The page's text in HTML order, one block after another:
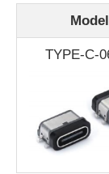
Model
TYPE-C-